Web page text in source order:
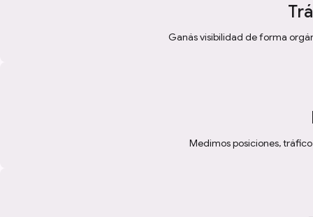
Ganás visibilidad de forma
Medimos posiciones,